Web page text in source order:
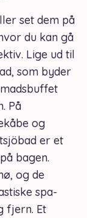
set dem på
du kan gå
Lige ud til
som byder
På
og
er et
bagen.
og de
spa-
fjern. Et